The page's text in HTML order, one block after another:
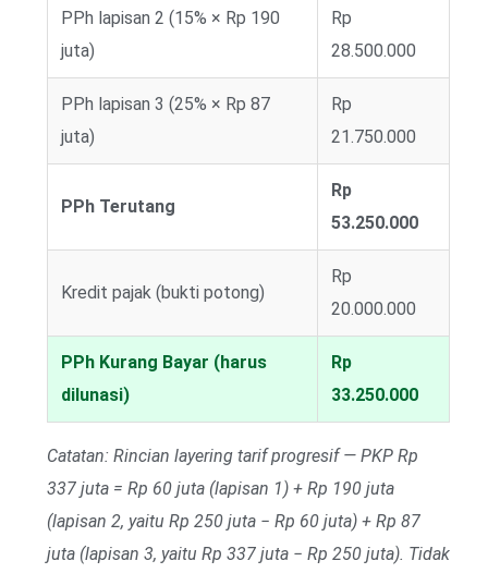
PPh lapisan 2 (15% × Rp 190
juta)
Rp
28.500.000
PPh lapisan 3 (25% × Rp 87
juta)
Rp
21.750.000
PPh Terutang
Rp
53.250.000
Kredit pajak (bukti potong)
Rp
20.000.000
PPh Kurang Bayar (harus
dilunasi)
Rp
33.250.000
Catatan: Rincian layering tarif progresif — PKP Rp
337 juta = Rp 60 juta (lapisan 1) + Rp 190 juta
(lapisan 2, yaitu Rp 250 juta − Rp 60 juta) + Rp 87
juta (lapisan 3, yaitu Rp 337 juta − Rp 250 juta). Tidak